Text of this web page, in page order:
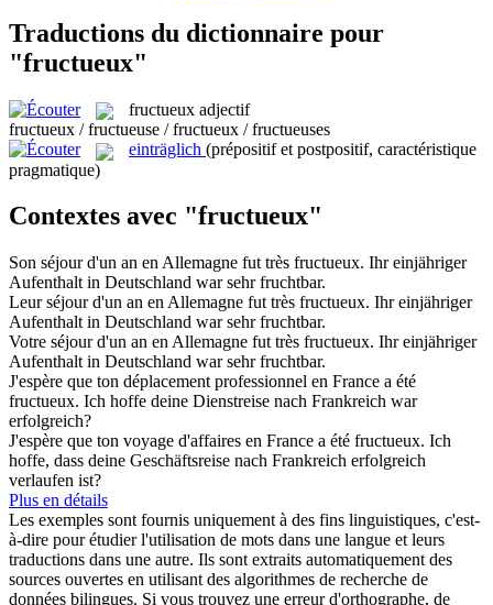
Traductions du dictionnaire pour
"fructueux"
fructueux adjectif
fructueux / fructueuse / fructueux / fructueuses
einträglich (prépositif et postpositif, caractéristique
pragmatique)
Contextes avec "fructueux"
Son séjour d'un an en Allemagne fut très fructueux. Ihr einjähriger
Aufenthalt in Deutschland war sehr fruchtbar.
Leur séjour d'un an en Allemagne fut très fructueux. Ihr einjähriger
Aufenthalt in Deutschland war sehr fruchtbar.
Votre séjour d'un an en Allemagne fut très fructueux. Ihr einjähriger
Aufenthalt in Deutschland war sehr fruchtbar.
J'espère que ton déplacement professionnel en France a été
fructueux. Ich hoffe deine Dienstreise nach Frankreich war
erfolgreich?
J'espère que ton voyage d'affaires en France a été fructueux. Ich
hoffe, dass deine Geschäftsreise nach Frankreich erfolgreich
verlaufen ist?
Plus en détails
Les exemples sont fournis uniquement à des fins linguistiques, c'est-
à-dire pour étudier l'utilisation de mots dans une langue et leurs
traductions dans une autre. Ils sont extraits automatiquement des
sources ouvertes en utilisant des algorithmes de recherche de
données bilingues. Si vous trouvez une erreur d'orthographe, de